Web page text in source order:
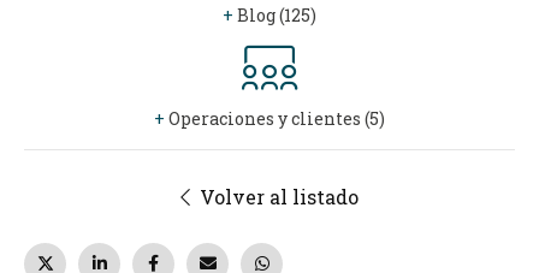
+ Blog (125)
+ Operaciones y clientes (5)
Volver al listado